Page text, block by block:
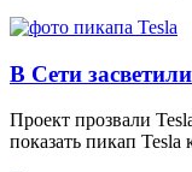
В Сети
Проект прозвали
показать пикап